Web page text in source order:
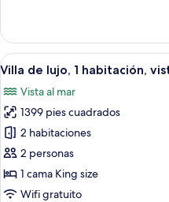
océano
Deluxe,
habitación,
parcial
al
océano
Abrir
todas
las
fotos
de
Villa
de
lujo,
7
Villa de lujo, 1 habitación,
Vista al mar
1399 pies cuadrados
2 habitaciones
2 personas
1 cama King size
Wifi gratuito